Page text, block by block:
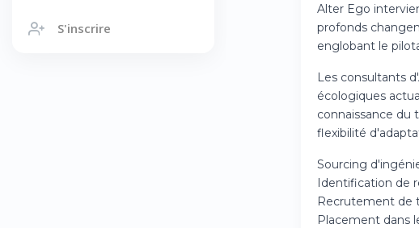
S'inscrire
Alter Ego
profonds
englobant le
Les consultants
écologiques
connaissance du
flexibilité
Sourcing
Identification de
Recrutement de
Placement dans